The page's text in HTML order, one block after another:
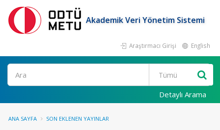
Akademik Veri Yönetim Sistemi
Araştırmacı Girişi English
Ara
Detaylı Arama
ANA SAYFA SON EKLENEN YAYINLAR